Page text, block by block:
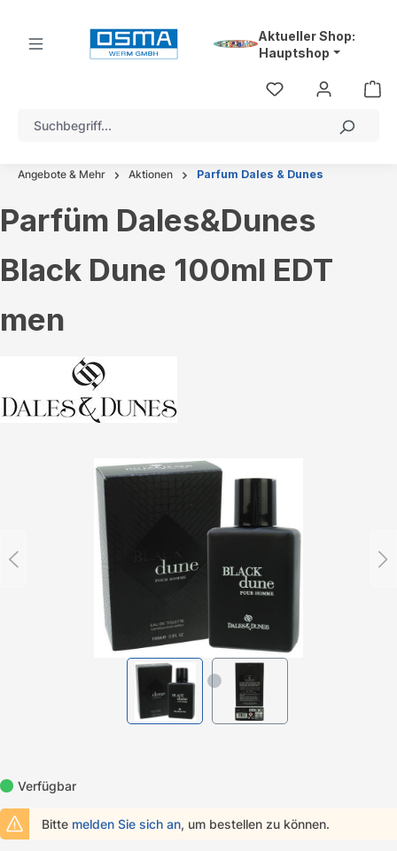
Aktueller Shop:
Hauptshop
Angebote & Mehr Aktionen Parfum Dales & Dunes
Parfüm Dales&Dunes
Black Dune 100ml EDT
men
Bildergalerie überspringen
Verfügbar
Bitte melden Sie sich an, um bestellen zu können.